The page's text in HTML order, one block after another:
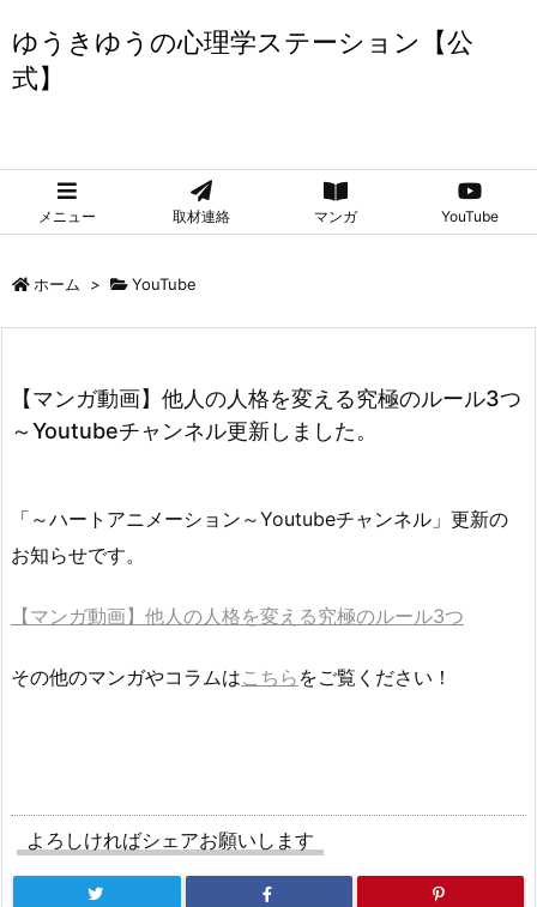
ゆうきゆうの心理学ステーション【公
式】
メニュー 取材連絡 マンガ YouTube
ホーム > YouTube
【マンガ動画】他人の人格を変える究極のルール3つ
～Youtubeチャンネル更新しました。
「～ハートアニメーション～Youtubeチャンネル」更新の
お知らせです。
【マンガ動画】他人の人格を変える究極のルール3つ
その他のマンガやコラムはこちら をご覧ください！
よろしければシェアお願いします